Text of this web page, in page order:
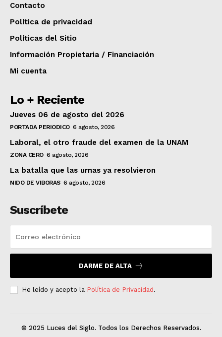
Contacto
Política de privacidad
Políticas del Sitio
Información Propietaria / Financiación
Mi cuenta
Lo + Reciente
Jueves 06 de agosto del 2026
PORTADA PERIODICO 6 agosto, 2026
Laboral, el otro fraude del examen de la UNAM
ZONA CERO 6 agosto, 2026
La batalla que las urnas ya resolvieron
NIDO DE VIBORAS 6 agosto, 2026
Suscríbete
DARME DE ALTA
He leído y acepto la Política de Privacidad .
© 2025 Luces del Siglo. Todos los Derechos Reservados.